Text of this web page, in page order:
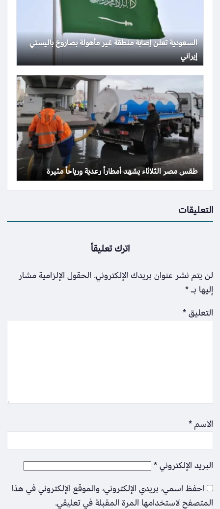
السعودية تعلن إصابة منطقة غير مأهولة بصاروخ باليستي
إيراني
طقس مصر الثلاثاء يشهد أمطاراً رعدية ورياحاً مثيرة
التعليقات
اترك تعليقاً
لن يتم نشر عنوان بريدك الإلكتروني. الحقول الإلزامية مشار
إليها بـ*
التعليق*
الاسم*
البريد الإلكتروني*
احفظ اسمي، بريدي الإلكتروني، والموقع الإلكتروني في هذا
المتصفح لاستخدامها المرة المقبلة في تعليقي.